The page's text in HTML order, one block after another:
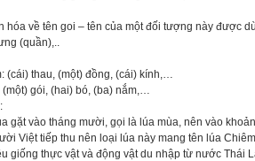
hóa về tên goi – tên của một đối tượng này được
(quần),..
(cái) thau, (một) đồng, (cái) kính,…
gói, (hai) bó, (ba) nắm,…
gặt vào tháng mười, gọi là lúa mùa, nên vào
Việt tiếp thu nên loại lúa này mang tên lúa
giống thực vật và động vật du nhập từ nước